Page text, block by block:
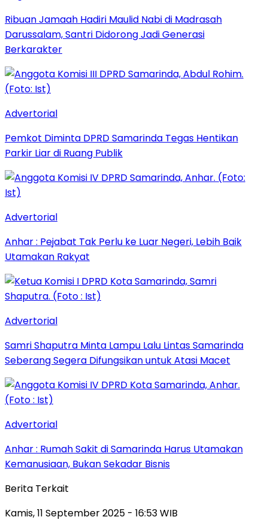
Ribuan Jamaah Hadiri Maulid Nabi di Madrasah
Darussalam, Santri Didorong Jadi Generasi
Berkarakter
Advertorial
Pemkot Diminta DPRD Samarinda Tegas Hentikan
Parkir Liar di Ruang Publik
Advertorial
Anhar : Pejabat Tak Perlu ke Luar Negeri, Lebih Baik
Utamakan Rakyat
Advertorial
Samri Shaputra Minta Lampu Lalu Lintas Samarinda
Seberang Segera Difungsikan untuk Atasi Macet
Advertorial
Anhar : Rumah Sakit di Samarinda Harus Utamakan
Kemanusiaan, Bukan Sekadar Bisnis
Berita Terkait
Kamis, 11 September 2025 - 16:53 WIB